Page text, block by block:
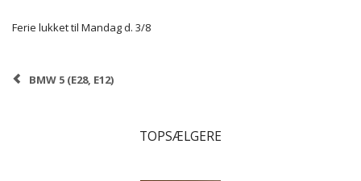
Ferie lukket til Mandag d. 3/8
BMW 5 (E28, E12)
TOPSÆLGERE